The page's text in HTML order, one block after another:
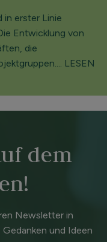
in erster Linie
Entwicklung von
die
LESEN
dem
Newsletter in
und Ideen